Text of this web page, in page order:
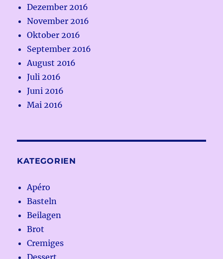
Dezember 2016
November 2016
Oktober 2016
September 2016
August 2016
Juli 2016
Juni 2016
Mai 2016
KATEGORIEN
Apéro
Basteln
Beilagen
Brot
Cremiges